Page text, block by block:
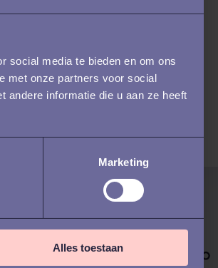
social media te bieden en om ons
met onze partners voor social
andere informatie die u aan ze heeft
Marketing
Alles toestaan
worden
meer
verder